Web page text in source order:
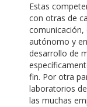
Estas
con otras de
autónomo y
desarrollo de
fin. Por otra
laboratorios
las muchas